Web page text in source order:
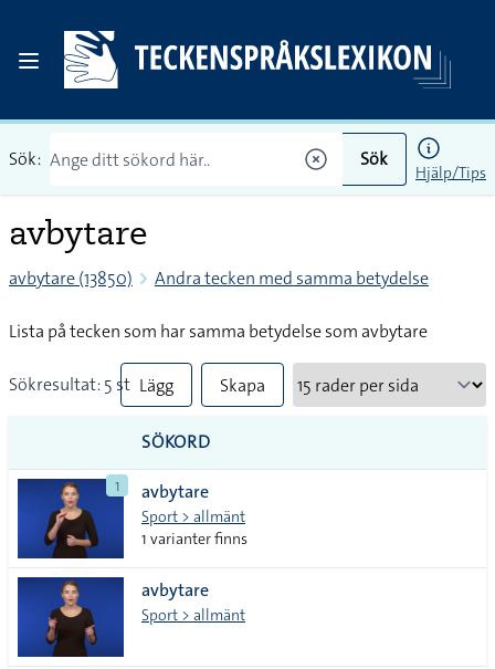
Sök: Sök
Hjälp/Tips
avbytare
avbytare (13850) Andra tecken med samma betydelse
Lista på tecken som har samma betydelse som avbytare
Sökresultat: 5 st Lägg
till
alla i
lista
Skapa
SÖKORD
1 avbytare
Sport > allmänt
1 varianter finns
avbytare
Sport > allmänt